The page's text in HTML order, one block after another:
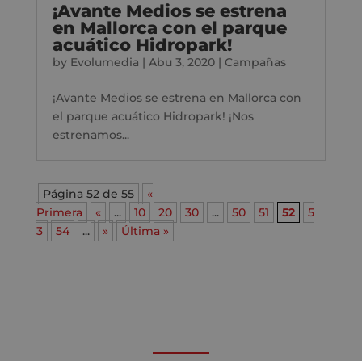
¡Avante Medios se estrena
en Mallorca con el parque
acuático Hidropark!
by Evolumedia | Abu 3, 2020| Campañas
¡Avante Medios se estrena en Mallorca con
el parque acuático Hidropark! ¡Nos
estrenamos...
Página 52 de 55
«
Primera
« ... 10 20 30 ... 50 51 52
5
3
54 ... » Última »